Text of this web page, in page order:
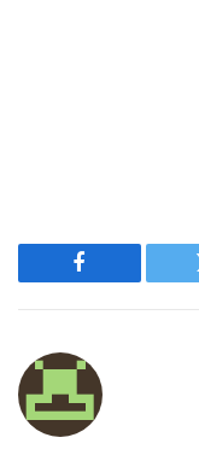
Facebook